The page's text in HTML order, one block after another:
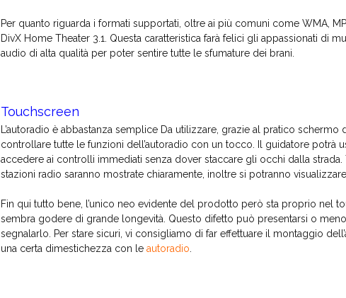
Per quanto riguarda i formati supportati, oltre ai più comuni come WMA,
DivX Home Theater 3.1. Questa caratteristica farà felici gli appassionati di
audio di alta qualità per poter sentire tutte le sfumature dei brani.
Touchscreen
L’autoradio è abbastanza semplice Da utilizzare, grazie al pratico
controllare tutte le funzioni dell’autoradio con un tocco. Il guidatore potrà
accedere ai controlli immediati senza dover staccare gli occhi dalla
stazioni radio saranno mostrate chiaramente, inoltre si potranno
Fin qui tutto bene, l’unico neo evidente del prodotto però sta proprio nel
sembra godere di grande longevità. Questo difetto può presentarsi o
segnalarlo. Per stare sicuri, vi consigliamo di far effettuare il montaggio
una certa dimestichezza con leautoradio